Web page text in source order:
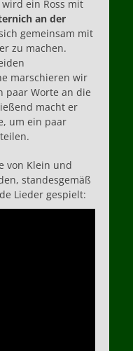
wird ein Ross mit
an der
gemeinsam mit
zu machen.
marschieren wir
paar Worte an die
macht er
um ein paar
von Klein und
standesgemäß
Lieder gespielt: